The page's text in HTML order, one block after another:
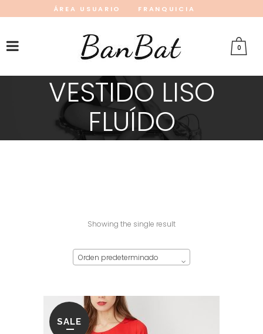
ÁREA USUARIO
FRANQUICIA
0
VESTIDO LISO
FLUÍDO
Showing the single result
Orden predeterminado
SALE